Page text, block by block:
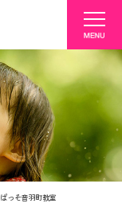
ぱっそ音羽町教室